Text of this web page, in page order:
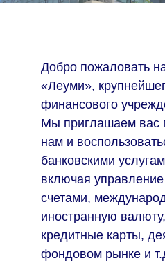
Добро пожаловать
«Леуми»,
финансового
Мы приглашаем вас
нам и
банковскими
включая
счетами,
иностранную
кредитные карты,
фондовом рынке и